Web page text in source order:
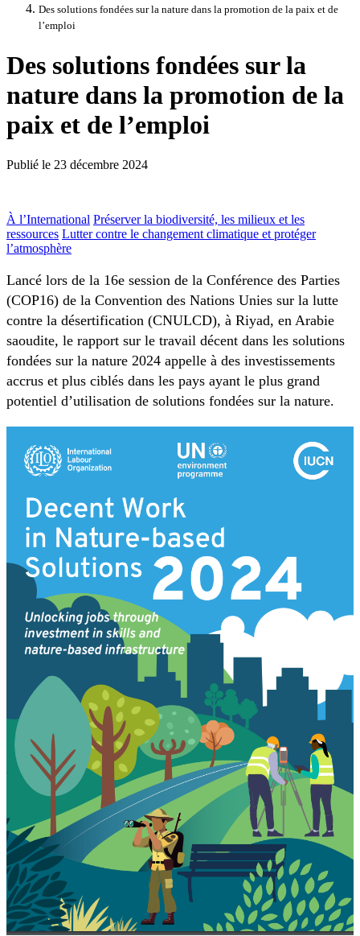
Des solutions fondées sur la nature dans la promotion de la paix et de
l’emploi
Des solutions fondées sur la
nature dans la promotion de la
paix et de l’emploi
Publié le 23 décembre 2024
À l’International Préserver la biodiversité, les milieux et les
ressources Lutter contre le changement climatique et protéger
l’atmosphère
Lancé lors de la 16e session de la Conférence des Parties
(COP16) de la Convention des Nations Unies sur la lutte
contre la désertification (CNULCD), à Riyad, en Arabie
saoudite, le rapport sur le travail décent dans les solutions
fondées sur la nature 2024 appelle à des investissements
accrus et plus ciblés dans les pays ayant le plus grand
potentiel d’utilisation de solutions fondées sur la nature.